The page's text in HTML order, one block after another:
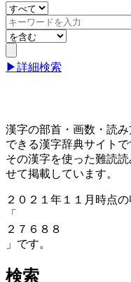
▶詳細検索
漢字の部首・画数・読
できる漢字辞典サイトで
その漢字を使った難読
せて掲載しています。
２０２１年１１月時点
「
２７６８８
」です。
検索